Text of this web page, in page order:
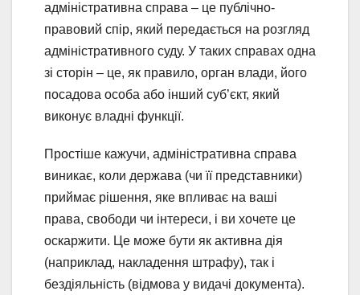
адміністративна справа – це публічно-
правовий спір, який передається на розгляд
адміністративного суду. У таких справах одна
зі сторін – це, як правило, орган влади, його
посадова особа або інший суб’єкт, який
виконує владні функції.
Простіше кажучи, адміністративна справа
виникає, коли держава (чи її представники)
приймає рішення, яке впливає на ваші
права, свободи чи інтереси, і ви хочете це
оскаржити. Це може бути як активна дія
(наприклад, накладення штрафу), так і
бездіяльність (відмова у видачі документа).